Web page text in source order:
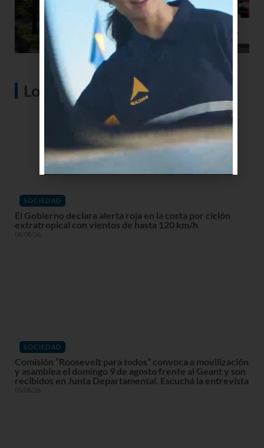
Lo más visto
SOCIEDAD
El Gobierno declara alerta roja en la costa por ciclón
extratropical con vientos de hasta 120 km/h
06/08/26
SOCIEDAD
Comisión “Roosevelt para todos” convoca a movilización
y asamblea el domingo 9 de agosto frente al Geant y son
recibidos en Junta Departamental. Escuchá la entrevista
05/08/26